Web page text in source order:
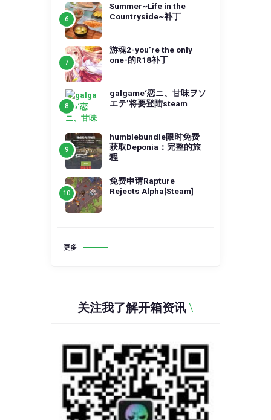
Summer~Life in the
Countryside~补丁
游魂2-you’re the only
one-的R18补丁
galgame‘恋ニ、甘味ヲソ
エテ’将要登陆steam
humblebundle限时免费
获取Deponia：完整的旅
程
免费申请Rapture
Rejects Alpha[Steam]
更多
关注我了解开箱资讯